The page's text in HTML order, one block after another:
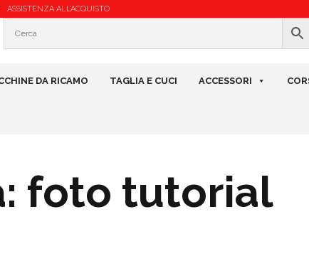
ASSISTENZA ALL’ACQUISTO
DA RICAMO TAGLIA E CUCI ACCESSORI
foto tutorial